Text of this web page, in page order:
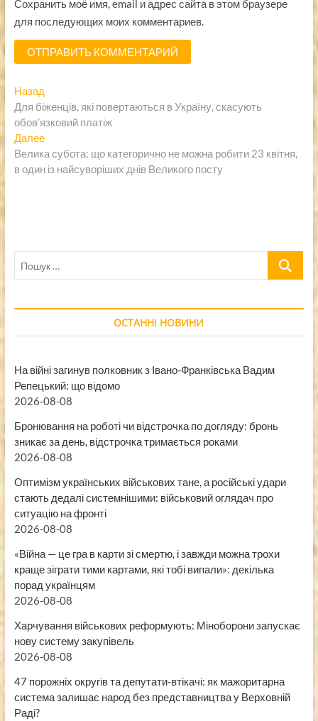
Сохранить моё имя, email и адрес сайта в этом браузере
для последующих моих комментариев.
Навигация
по
записям
НазадПредыдущая
запись:
Для біженців, які повертаються в Україну, скасують
обов’язковий платіж
ДалееСледующая
запись:
Велика субота: що категорично не можна робити 23 квітня,
в один із найсуворіших днів Великого посту
Пошук
ОСТАННІ НОВИНИ
На війні загинув полковник з Івано-Франківська Вадим
Репецький: що відомо
2026-08-08
Бронювання на роботі чи відстрочка по догляду: бронь
зникає за день, відстрочка тримається роками
2026-08-08
Оптимізм українських військових тане, а російські удари
стають дедалі системнішими: військовий оглядач про
ситуацію на фронті
2026-08-08
«Війна — це гра в карти зі смертю, і завжди можна трохи
краще зіграти тими картами, які тобі випали»: декілька
порад українцям
2026-08-08
Харчування військових реформують: Міноборони запускає
нову систему закупівель
2026-08-08
47 порожніх округів та депутати-втікачі: як мажоритарна
система залишає народ без представництва у Верховній
Раді?